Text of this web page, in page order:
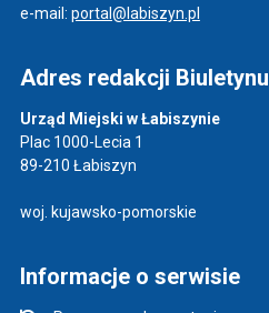
e-mail: portal@labiszyn.pl
Adres redakcji Biuletynu
Urząd Miejski w Łabiszynie
Plac 1000-Lecia 1
89-210 Łabiszyn
woj. kujawsko-pomorskie
Informacje o serwisie